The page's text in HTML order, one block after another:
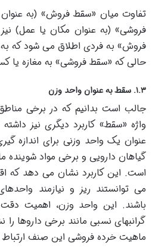
تفاوت میان «سقط فروش» (به
فروشی» (به عنوان مکان یا عمل)
فروش» به فردی اطلاق می شود که
حالی که «سقط فروشی» به مغازه یا
۱.۳. سقط به عنوان واحد وزن
جالب است بدانیم که در برخی مناطق
واژه «سقط» کاربرد دیگری نیز
عنوان یک واحد وزنی برای اندازه
گیاهان دارویی و برخی مواد شوینده
است. این کاربرد نشان می دهد که
می توانستند ریز و نیازمند
باشند. این واحد وزن، اهمیت
گرانبهای نسبی مانند برخی داروها
ماهیت خرده فروشی این صنف ارتباط